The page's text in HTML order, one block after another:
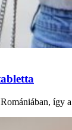
így